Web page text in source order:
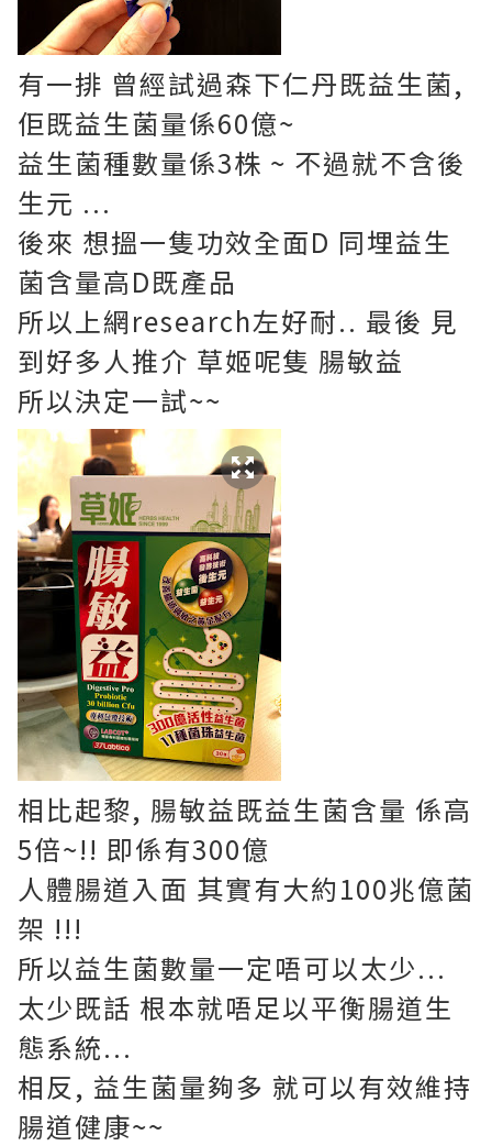
有一排 曾經試過森下仁丹既益生菌,
佢既益生菌量係60億~
益生菌種數量係3株 ~ 不過就不含後
生元 ...
後來 想搵一隻功效全面D 同埋益生
菌含量高D既產品
所以上網research左好耐.. 最後 見
到好多人推介 草姬呢隻 腸敏益
所以決定一試~~
相比起黎, 腸敏益既益生菌含量 係高
5倍~!! 即係有300億
人體腸道入面 其實有大約100兆億菌
架 !!!
所以益生菌數量一定唔可以太少...
太少既話 根本就唔足以平衡腸道生
態系統...
相反, 益生菌量夠多 就可以有效維持
腸道健康~~